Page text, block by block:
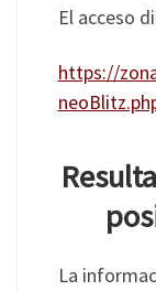
El acceso
https://
La